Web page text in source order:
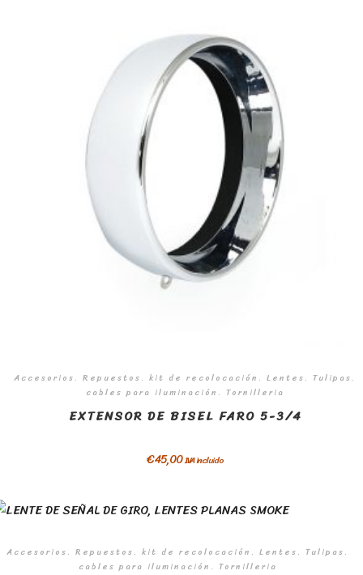
Accesorios. Repuestos. kit de recolocación. Lentes. Tulipas.
cables para iluminación. Tornilleria
EXTENSOR DE BISEL FARO 5-3/4
€45,00IVA incluido
Accesorios. Repuestos. kit de recolocación. Lentes. Tulipas.
cables para iluminación. Tornilleria